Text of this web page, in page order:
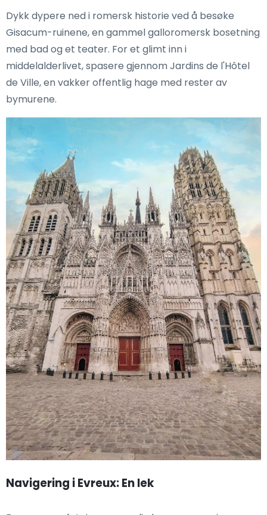
Dykk dypere ned i romersk historie ved å besøke
Gisacum-ruinene, en gammel galloromersk bosetning
med bad og et teater. For et glimt inn i
middelalderlivet, spasere gjennom Jardins de l'Hôtel
de Ville, en vakker offentlig hage med rester av
bymurene.
Navigering i Evreux: En lek